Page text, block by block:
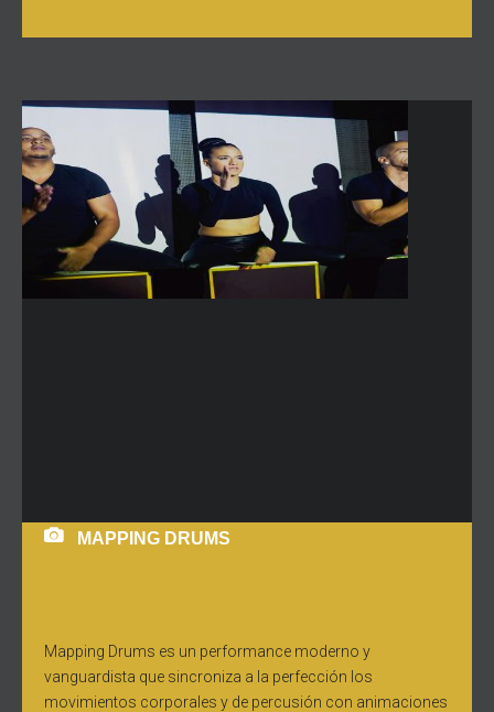
MAPPING DRUMS
Mapping Drums es un performance moderno y
vanguardista que sincroniza a la perfección los
movimientos corporales y de percusión con animaciones